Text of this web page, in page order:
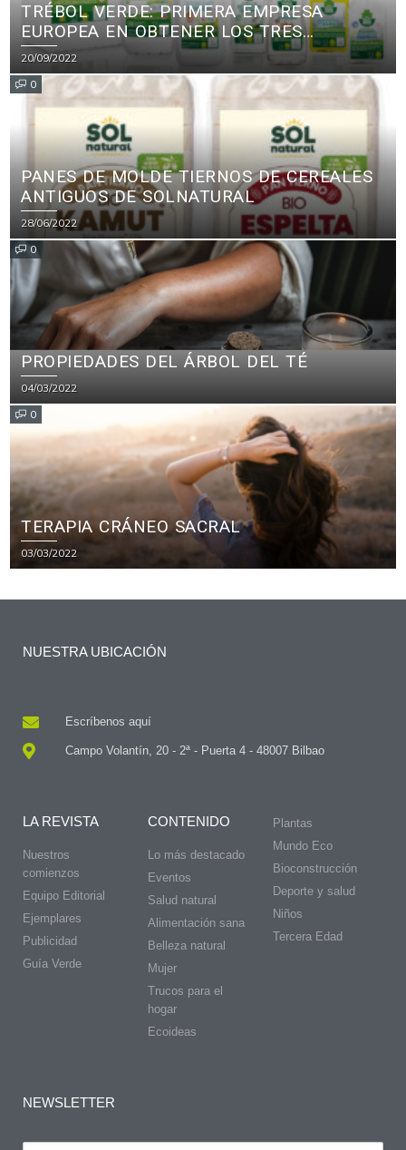
TRÉBOL VERDE: PRIMERA EMPRESA
EUROPEA EN OBTENER LOS TRES
PRINCIPALES CERTIFICADOS ECOLÓGICOS
PARA PRODUCTOS DE LIMPIEZA
20/09/2022
0
PANES DE MOLDE TIERNOS DE CEREALES
ANTIGUOS DE SOLNATURAL
28/06/2022
0
PROPIEDADES DEL ÁRBOL DEL TÉ
04/03/2022
0
TERAPIA CRÁNEO SACRAL
03/03/2022
NUESTRA UBICACIÓN
Escríbenos aquí
Campo Volantín, 20 - 2ª - Puerta 4 - 48007 Bilbao
LA REVISTA
Nuestros
comienzos
Equipo Editorial
Ejemplares
Publicidad
Guía Verde
CONTENIDO
Lo más destacado
Eventos
Salud natural
Alimentación sana
Belleza natural
Mujer
Trucos para el
hogar
Ecoideas
Plantas
Mundo Eco
Bioconstrucción
Deporte y salud
Niños
Tercera Edad
NEWSLETTER